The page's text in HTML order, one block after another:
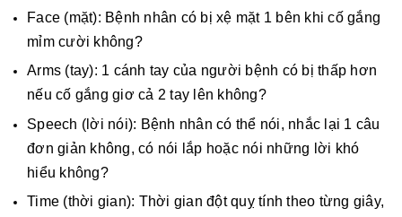
Face (mặt): Bệnh nhân có bị xệ mặt 1 bên khi cố gắng
mỉm cười không?
Arms (tay): 1 cánh tay của người bệnh có bị thấp hơn
nếu cố gắng giơ cả 2 tay lên không?
Speech (lời nói): Bệnh nhân có thể nói, nhắc lại 1 câu
đơn giản không, có nói lắp hoặc nói những lời khó
hiểu không?
Time (thời gian): Thời gian đột quỵ tính theo từng giây,